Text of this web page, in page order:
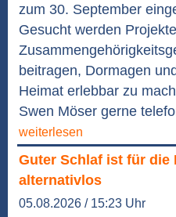
zum 30. September
Gesucht werden
beitragen, Dormagen
Heimat erlebbar zu
Swen Möser gerne
weiterlesen
Guter Schlaf ist für die
alternativlos
05.08.2026 / 15:23 Uhr